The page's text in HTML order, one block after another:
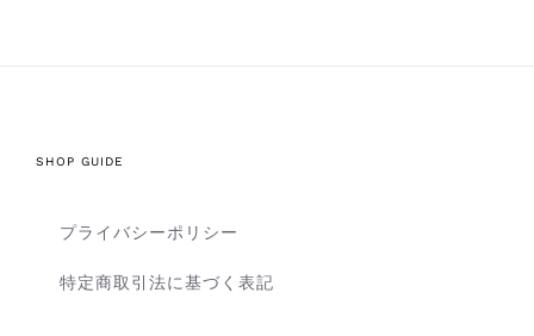
SHOP GUIDE
プライバシーポリシー
特定商取引法に基づく表記